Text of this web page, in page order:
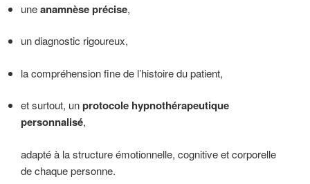
uneanamnèse précise,
un diagnostic rigoureux,
la compréhension fine de l’histoire du patient,
et surtout, unprotocole hypnothérapeutique
personnalisé,
adapté à la structure émotionnelle, cognitive et corporelle
de chaque personne.